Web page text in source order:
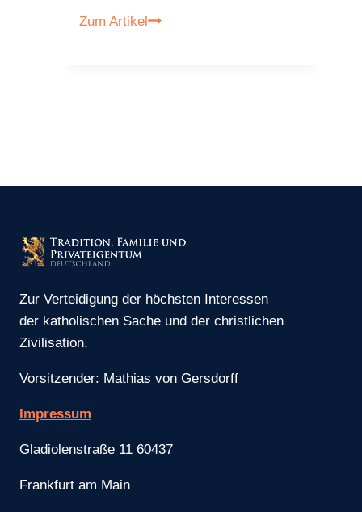
Zum ArtikelKönig
Zur Verteidigung der höchsten Interessen
der katholischen Sache und der christlichen
Zivilisation.
Vorsitzender: Mathias von Gersdorff
Impressum
Gladiolenstraße 11 60437
Frankfurt am Main